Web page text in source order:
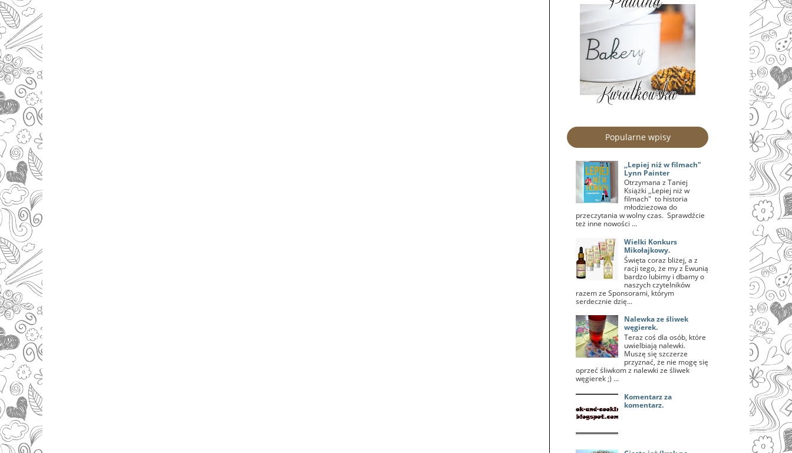
Popularne wpisy
,,Lepiej niż w filmach"
Lynn Painter
Otrzymana z Taniej
Książki ,,Lepiej niż w
filmach" to historia
młodzieżowa do
przeczytania w wolny czas. Sprawdźcie
też inne nowości ...
Wielki Konkurs
Mikołajkowy.
Święta coraz bliżej, a z
racji tego, że my z Ewunią
bardzo lubimy i dbamy o
naszych czytelników
razem ze Sponsorami, którym
serdecznie dzię...
Nalewka ze śliwek
węgierek.
Teraz coś dla osób, które
uwielbiają nalewki.
Muszę się szczerze
przyznać, że nie mogę się
oprzeć śliwkom z nalewki ze śliwek
węgierek ;) ...
Komentarz za
komentarz.